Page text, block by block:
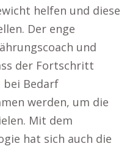
helfen und diese
Der enge
und
der Fortschritt
Bedarf
werden, um die
Mit dem
hat sich auch die